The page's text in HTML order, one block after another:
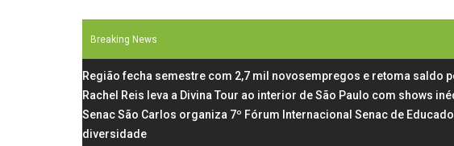
Breaking News
Região fecha semestre com 2,7 mil novosempregos e retoma saldo
Rachel Reis leva a Divina Tour ao interior de São Paulo com shows
Senac São Carlos organiza 7º Fórum Internacional Senac de
diversidade